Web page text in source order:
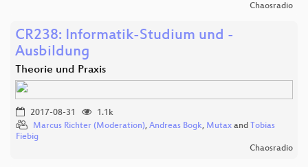
Chaosradio
CR238: Informatik-Studium und -
Ausbildung
Theorie und Praxis
2017-08-31
1.1k
Marcus Richter (Moderation), Andreas Bogk, Mutax and Tobias
Fiebig
Chaosradio